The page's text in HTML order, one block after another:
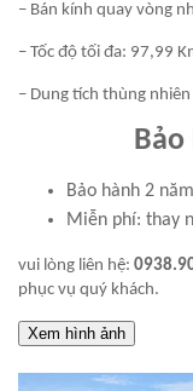
– Bán kính quay vòng
– Tốc độ tối đa: 97,99
– Dung tích thùng
Bảo
Bảo hành 2
Miễn phí: thay
vui lòng liên hệ:
phục vụ quý khách.
Xem hình ảnh